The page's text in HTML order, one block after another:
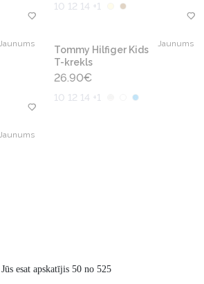
10 12 14 +1
Jaunums Jaunums
Tommy Hilfiger Kids
T-krekls
26.90€
10 12 14 +1
Jaunums
Jūs esat apskatījis 50 no 525